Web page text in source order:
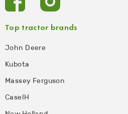
Top tractor brands
John Deere
Kubota
Massey Ferguson
CaseIH